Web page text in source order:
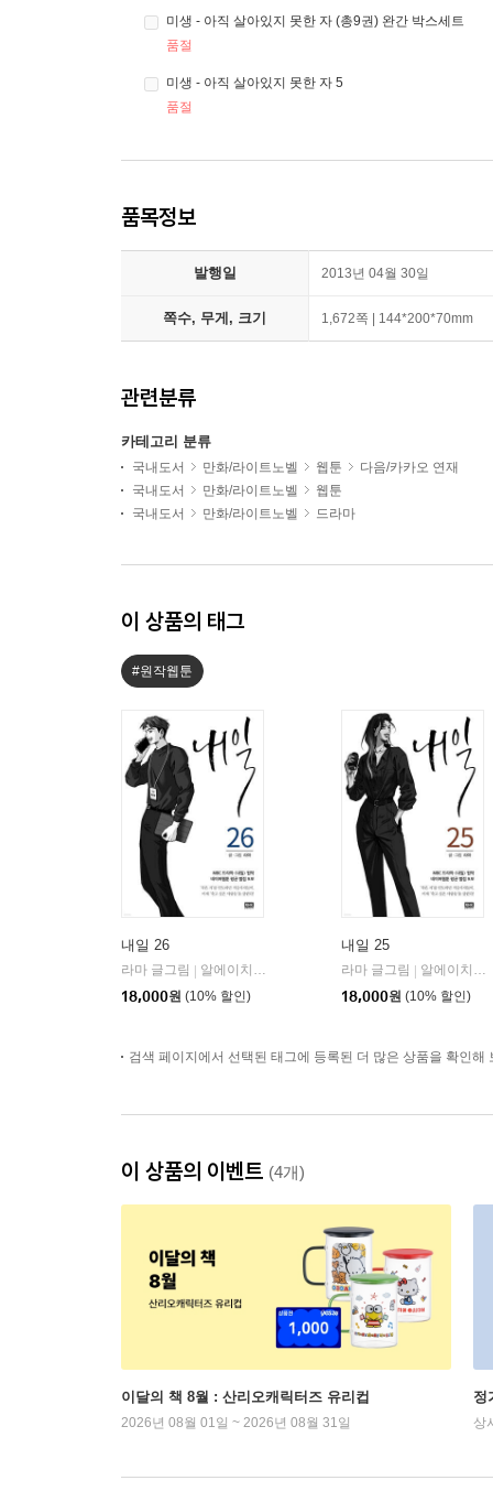
미생 - 아직 살아있지 못한 자 (총9권) 완간 박스세트
품절
미생 - 아직 살아있지 못한 자 5
품절
품목정보
발행일 2013년 04월 30일
쪽수, 무게, 크기 1,672쪽 | 144*200*70mm
관련분류
카테고리 분류
국내도서 만화/라이트노벨 웹툰
다음/카카오 연재
국내도서
만화/라이트노벨
웹툰
국내도서
만화/라이트노벨 드라마
이 상품의 태그
#원작웹툰
내일 26
라마 글그림
알에이치코리아(RHK)
18,000원 (10% 할인)
내일 25
라마 글그림
알에이치코리아(RHK)
18,000원 (10% 할인)
검색 페이지에서 선택된 태그에 등록된 더 많은 상품을 확인해
이 상품의 이벤트 (4개)
이달의 책 8월 : 산리오캐릭터즈 유리컵
2026년 08월 01일 ~ 2026년 08월 31일
정
상